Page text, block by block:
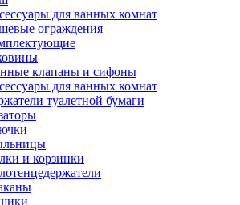
для ванных комнат
ограждения
клапаны и сифоны
для ванных комнат
туалетной бумаги
и корзинки